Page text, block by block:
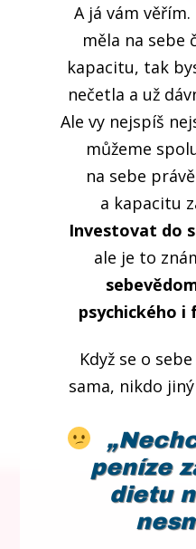
A já vám
měla na sebe
kapacitu, tak
nečetla a už
Ale vy nejspíš
můžeme
na sebe
a kapacitu
Investovat do
ale je to
psychického i
Když se o
sama, nikdo
peníze
dietu